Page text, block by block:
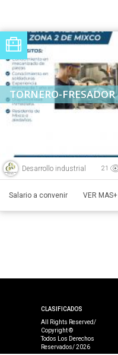
TORNERO-FRESADOR
Desarrollo industrial 21
Salario a convenir VER MAS+
CLASIFICADOS
All Rights Reserved/
Copyright ©
Todos Los Derechos
Reservados/ 2026